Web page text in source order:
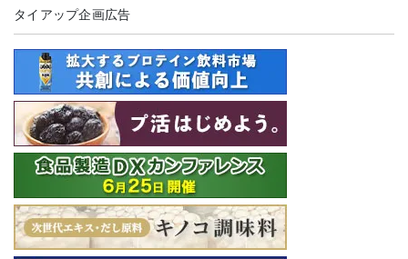
タイアップ企画広告